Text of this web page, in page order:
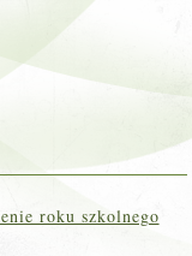
roku szkolnego